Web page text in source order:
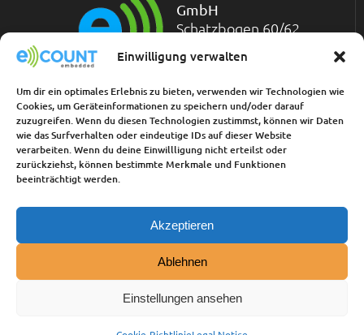
Einwilligung verwalten
Um dir ein optimales Erlebnis zu bieten, verwenden wir Technologien wie
Cookies, um Geräteinformationen zu speichern und/oder darauf
zuzugreifen. Wenn du diesen Technologien zustimmst, können wir Daten
wie das Surfverhalten oder eindeutige IDs auf dieser Website
verarbeiten. Wenn du deine Einwillligung nicht erteilst oder
zurückziehst, können bestimmte Merkmale und Funktionen
beeinträchtigt werden.
Akzeptieren
Ablehnen
Einstellungen ansehen
GmbH
Schatzbogen 60/62
Telefon: +49-(0)89-
45 45 71-200
Telefax: +49-(0)89-45 45 71-211
Links:
Kontakt
Impressum
Cookie-Richtlinie (EU)
Datenschutzerklärung